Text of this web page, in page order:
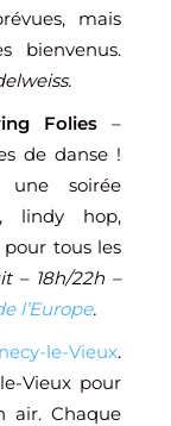
mais
bienvenus.
Folies–
de danse !
soirée
lindy hop,
pour tous les
– 18h/22h –
l’Europe.
le-Vieux.
Vieux pour
air. Chaque